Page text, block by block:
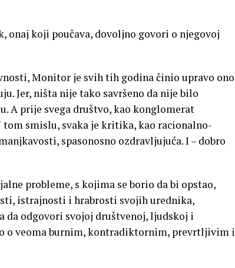
onaj koji poučava, dovoljno govori o njegovoj
Monitor je svih tih godina činio upravo ono
Jer, ništa nije tako savršeno da nije bilo
A prije svega društvo, kao konglomerat
smislu, svaka je kritika, kao racionalno-
spasonosno ozdravljujuća. I – dobro
probleme, s kojima se borio da bi opstao,
istrajnosti i hrabrosti svojih urednika,
da odgovori svojoj društvenoj, ljudskoj i
o veoma burnim, kontradiktornim, prevrtljivim i